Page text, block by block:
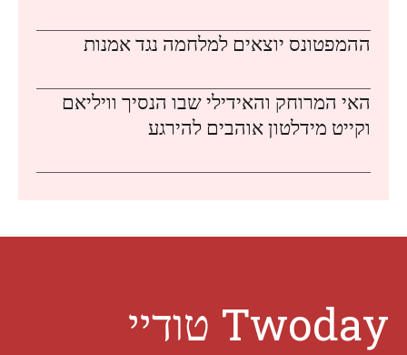
ההמפטונס יוצאים למלחמה נגד אמנות
האי המרוחק והאידילי שבו הנסיך וויליאם
וקייט מידלטון אוהבים להירגע
Twoday טודיי